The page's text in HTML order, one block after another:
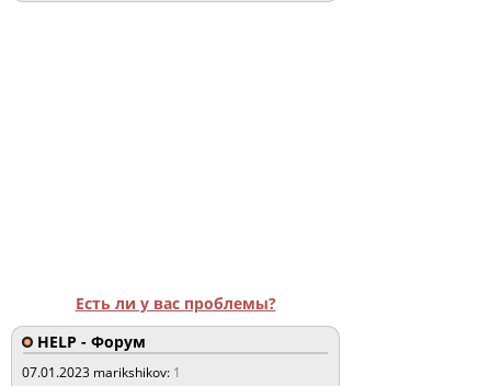
Есть ли у вас проблемы?
HELP - Форум
07.01.2023 marikshikov: 1